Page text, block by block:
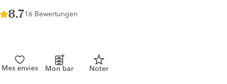
Score :
8.7/ 10
16 Bewertungen
Mes envies Mon bar Noter